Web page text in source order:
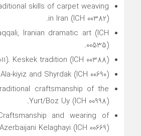
skills of carpet weaving
in Iran (ICH 00382).
Iranian dramatic art (ICH
00535).
Keskek tradition (ICH 00388).
kiyiz and Shyrdak (ICH 00690).
craftsmanship of the
Yurt/Boz Uy (ICH 00998).
and wearing of
Azerbaijani Kelaghayi (ICH 00669).